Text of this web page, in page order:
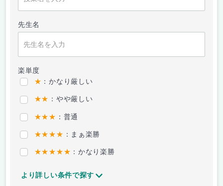
先生名
楽単度
★ ：かなり厳しい
★★ ：やや厳しい
★★★ ：普通
★★★★ ：まぁ楽勝
★★★★★ ：かなり楽勝
より詳しい条件で探す